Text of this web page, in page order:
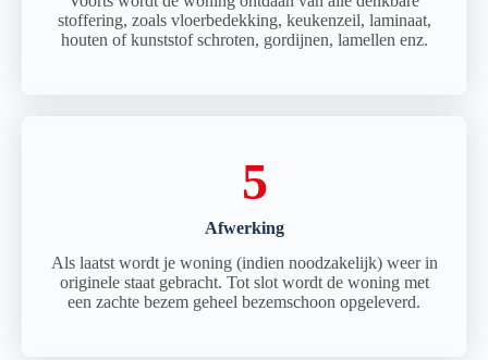
stoffering, zoals vloerbedekking, keukenzeil, laminaat,
houten of kunststof schroten, gordijnen, lamellen enz.
5
Afwerking
Als laatst wordt je woning (indien noodzakelijk) weer in
originele staat gebracht. Tot slot wordt de woning met
een zachte bezem geheel bezemschoon opgeleverd.